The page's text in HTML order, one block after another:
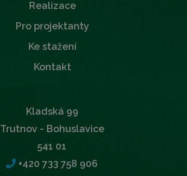
Realizace
Pro projektanty
Ke stažení
Kontakt
Kladská 99
Trutnov - Bohuslavice
541 01
+420 733 758 906